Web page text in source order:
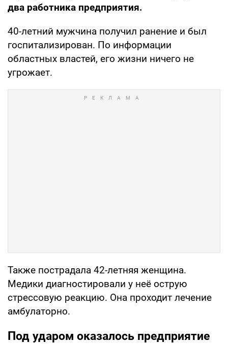
два работника предприятия.
40-летний мужчина получил ранение и был
госпитализирован. По информации
областных властей, его жизни ничего не
угрожает.
Также пострадала 42-летняя женщина.
Медики диагностировали у неё острую
стрессовую реакцию. Она проходит лечение
амбулаторно.
Под ударом оказалось предприятие